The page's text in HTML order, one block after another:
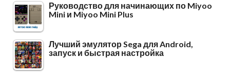
Руководство для начинающих по Miyoo
Mini и Miyoo Mini Plus
Лучший эмулятор Sega для Android,
запуск и быстрая настройка